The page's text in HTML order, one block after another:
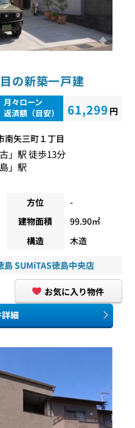
の新築一戸建
月々ローン
返済額（目安）
61,299 円
南矢三町１丁目
」駅 徒歩13分
」駅
方位
-
建物面積
99.90㎡
構造 木造
島 SUMiTAS徳島中央店
お気に入り物件
細